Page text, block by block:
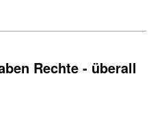
Rechte - überall